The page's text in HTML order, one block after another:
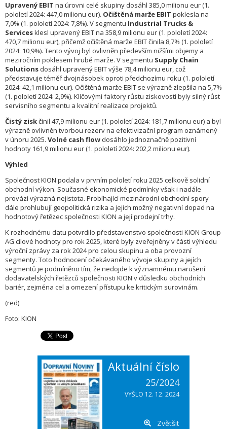
Upravený EBIT na úrovni celé skupiny dosáhl 385,0 milionu eur (1.
pololetí 2024: 447,0 milionu eur). Očištěná marže EBIT poklesla na
7,0% (1. pololetí 2024: 7,8%). V segmentu Industrial Trucks &
Servicesklesl upravený EBIT na 358,9 milionu eur (1. pololetí 2024:
470,7 milionu eur), přičemž očištěná marže EBIT činila 8,7% (1. pololetí
2024: 10,9%). Tento vývoj byl ovlivněn především nižšími objemy a
meziročním poklesem hrubé marže. V segmentu Supply Chain
Solutions dosáhl upravený EBIT výše 78,4 milionu eur, což
představuje téměř dvojnásobek oproti předchozímu roku (1. pololetí
2024: 42,1 milionu eur). Očištěná marže EBIT se výrazně zlepšila na 5,7%
(1. pololetí 2024: 2,9%). Klíčovými faktory růstu ziskovosti byly silný růst
servisního segmentu a kvalitní realizace projektů.
Čistý ziskčinil 47,9 milionu eur (1. pololetí 2024: 181,7 milionu eur) a byl
výrazně ovlivněn tvorbou rezerv na efektivizační program oznámený
v únoru 2025. Volné cash flow dosáhlo jednoznačně pozitivní
hodnoty 161,9 milionu eur (1. pololetí 2024: 202,2 milionu eur).
Výhled
Společnost KION podala v prvním pololetí roku 2025 celkově solidní
obchodní výkon. Současné ekonomické podmínky však i nadále
provází výrazná nejistota. Probíhající mezinárodní obchodní spory
dále prohlubují geopolitická rizika a jejich možný negativní dopad na
hodnotový řetězec společnosti KION a její prodejní trhy.
K rozhodnému datu potvrdilo představenstvo společnosti KION Group
AG cílové hodnoty pro rok 2025, které byly zveřejněny v části výhledu
výroční zprávy za rok 2024 pro celou skupinu a oba provozní
segmenty. Toto hodnocení očekávaného vývoje skupiny a jejích
segmentů je podmíněno tím, že nedojde k významnému narušení
dodavatelských řetězců společnosti KION v důsledku obchodních
bariér, zejména cel a omezení přístupu ke kritickým surovinám.
(red)
Foto: KION
Aktuální číslo
25/2024
VYŠLO 12. 12. 2024
Zvětšit